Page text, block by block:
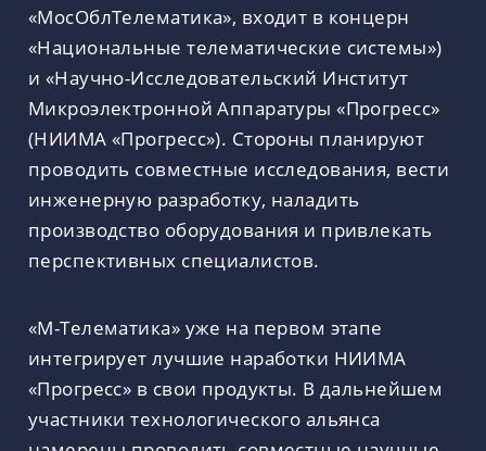
«МосОблТелематика», входит в концерн
«Национальные телематические системы»)
и «Научно-Исследовательский Институт
Микроэлектронной Аппаратуры «Прогресс»
(НИИМА «Прогресс»). Стороны планируют
проводить совместные исследования, вести
инженерную разработку, наладить
производство оборудования и привлекать
перспективных специалистов.
«М-Телематика» уже на первом этапе
интегрирует лучшие наработки НИИМА
«Прогресс» в свои продукты. В дальнейшем
участники технологического альянса